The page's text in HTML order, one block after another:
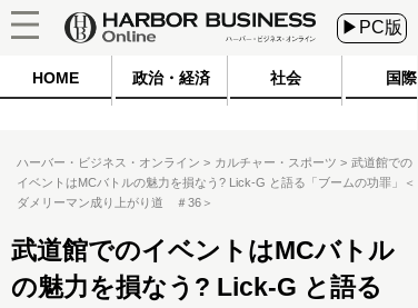
▶PC版
HOME 政治・経済 社会 国際
ハーバー・ビジネス・オンライン カルチャー・スポーツ
武道館での
イベントはMCバトルの魅力を損なう? Lick-G と語る「ブームの功罪」＜
ダメリーマン成り上がり道 ＃36＞
武道館でのイベントはMCバトル
の魅力を損なう? Lick-G と語る